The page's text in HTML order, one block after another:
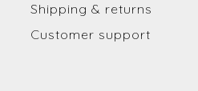
Shipping & returns
Customer support